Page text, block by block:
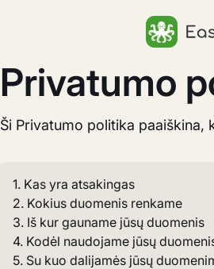
Privatumo
Ši Privatumo politika paaiškina,
1. Kas yra atsakingas
2. Kokius duomenis renkame
3. Iš kur gauname jūsų duomenis
4. Kodėl naudojame jūsų
5. Su kuo dalijamės jūsų